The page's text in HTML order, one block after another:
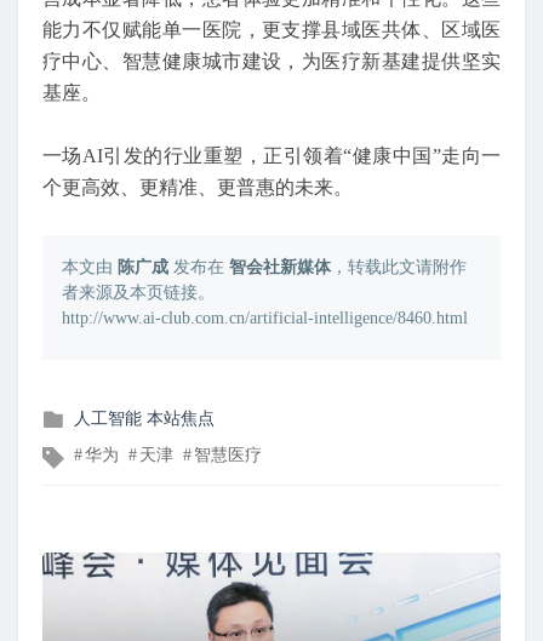
能力不仅赋能单一医院，更支撑县域医共体、区域医
疗中心、智慧健康城市建设，为医疗新基建提供坚实
基座。
一场AI引发的行业重塑，正引领着“健康中国”走向一
个更高效、更精准、更普惠的未来。
本文由 陈广成 发布在 智会社新媒体，转载此文请附作
者来源及本页链接。
http://www.ai-club.com.cn/artificial-intelligence/8460.html
发
在
人工智能 本站焦点
文华为 天津 智慧医疗